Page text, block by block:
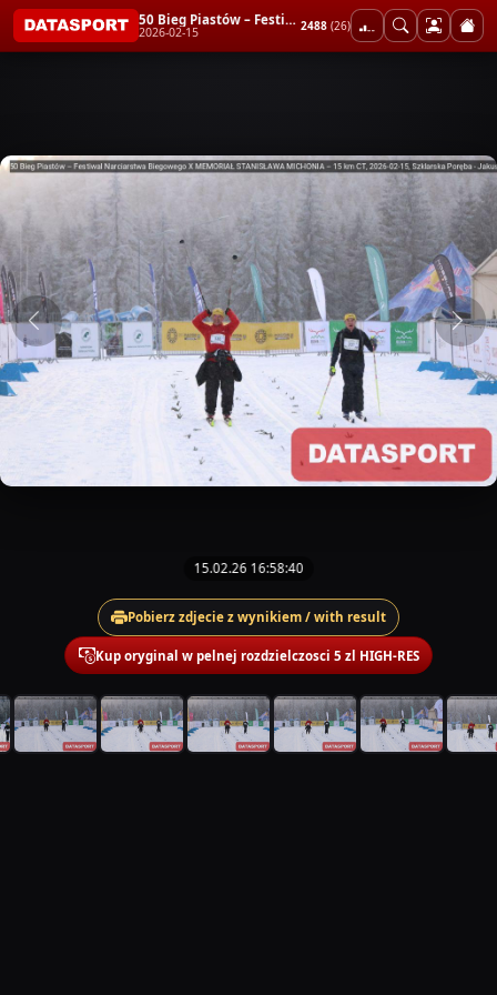
50 Bieg Piastów – Festiwal Narciarstwa Biegowego X MEMORIAŁ STANISŁAWA MICHONIA – 15 km CT
2026-02-15 2488 (26)
15.02.26 16:58:40
Pobierz zdjecie z wynikiem / with result
Kup oryginal w pelnej rozdzielczosci 5 zl HIGH-RES